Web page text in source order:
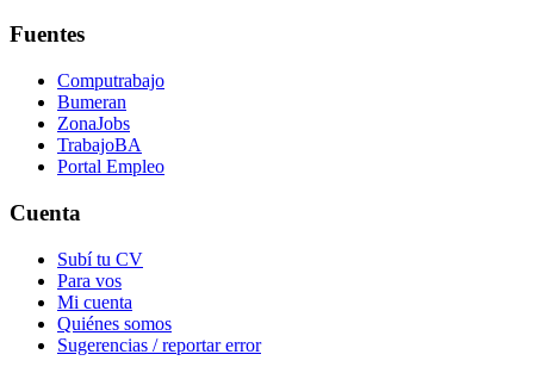
Fuentes
Computrabajo
Bumeran
ZonaJobs
TrabajoBA
Portal Empleo
Cuenta
Subí tu CV
Para vos
Mi cuenta
Quiénes somos
Sugerencias / reportar error